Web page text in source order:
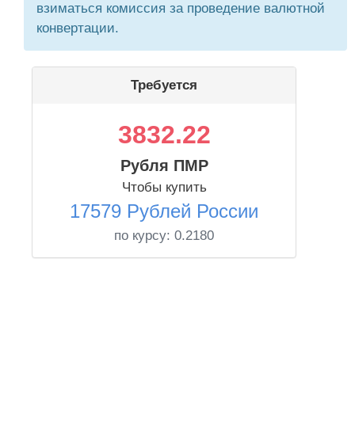
взиматься комиссия за проведение валютной
конвертации.
Требуется
3832.22
Рубля ПМР
Чтобы купить
17579 Рублей России
по курсу: 0.2180